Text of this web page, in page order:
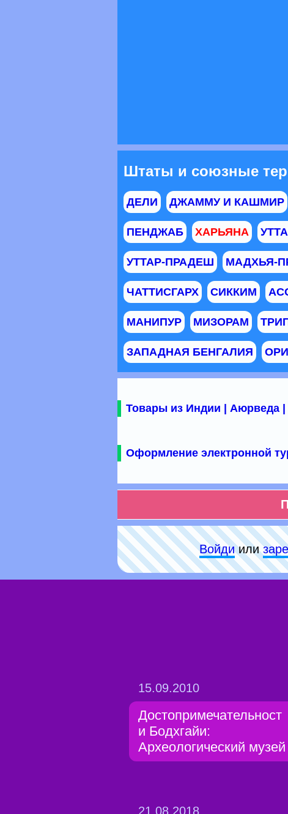
Штаты и союзные
ДЕЛИ ДЖАММУ И КАШМИР
ПЕНДЖАБ ХАРЬЯНА
УТТАР-ПРАДЕШ МАДХЬЯ-
ЧАТТИСГАРХ СИККИМ
МАНИПУР МИЗОРАМ
ЗАПАДНАЯ БЕНГАЛИЯ
Товары из Индии | Аюрведа |
Оформление электронной
Войдиили
15.09.2010
Достопримечательност
и Бодхгайи:
Археологический музей
21.08.2018